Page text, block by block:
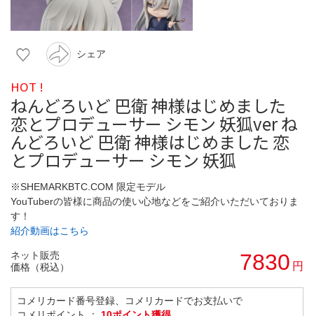
シェア
HOT !
ねんどろいど 巴衛 神様はじめました
恋とプロデューサー シモン 妖狐ver ね
んどろいど 巴衛 神様はじめました 恋
とプロデューサー シモン 妖狐
※SHEMARKBTC.COM 限定モデル
YouTuberの皆様に商品の使い心地などをご紹介いただいておりま
す！
紹介動画はこちら
ネット販売
価格（税込）
7830 円
コメリカード番号登録、コメリカードでお支払いで